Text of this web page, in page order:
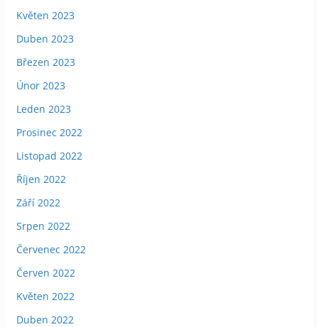
Květen 2023
Duben 2023
Březen 2023
Únor 2023
Leden 2023
Prosinec 2022
Listopad 2022
Říjen 2022
Září 2022
Srpen 2022
Červenec 2022
Červen 2022
Květen 2022
Duben 2022